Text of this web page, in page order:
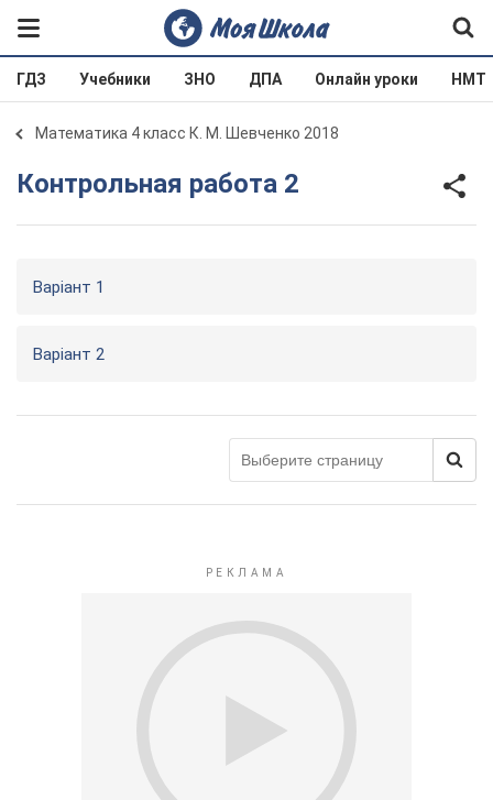
ГДЗ Учебники ЗНО ДПА Онлайн уроки НМТ
Математика 4 класс К. М. Шевченко 2018
Контрольная работа 2
Варіант 1
Варіант 2